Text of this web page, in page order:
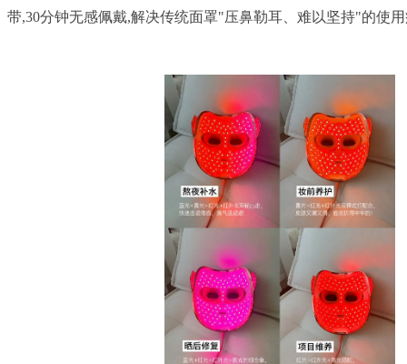
带,30分钟无感佩戴,解决传统面罩"压鼻勒耳、难以坚持"的使